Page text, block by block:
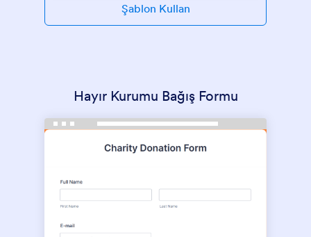
Şablon Kullan
Hayır Kurumu Bağış Formu